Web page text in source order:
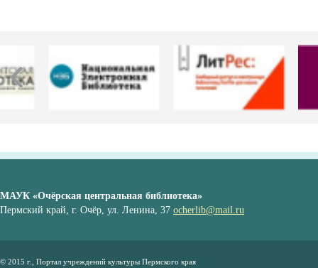
МАУК «Очёрская центральная библиотека»
Пермский край, г. Очёр, ул. Ленина, 37 ocherlib@mail.ru
© 2015 г., Портал учреждений культуры Пермского края